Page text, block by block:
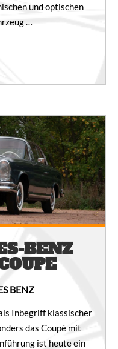
und optischen
…
BENZ
BENZ
Inbegriff klassischer
das Coupé mit
ist heute ein